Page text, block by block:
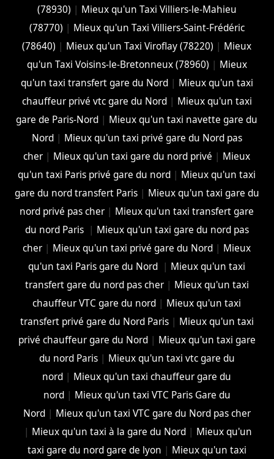
(78930) | Mieux qu'un Taxi Villiers-le-Mahieu
(78770) | Mieux qu'un Taxi Villiers-Saint-Frédéric
(78640) | Mieux qu'un Taxi Viroflay (78220) | Mieux
qu'un Taxi Voisins-le-Bretonneux (78960) | Mieux
qu'un taxi transfert gare du Nord| Mieux qu'un taxi
chauffeur privé vtc gare du Nord| Mieux qu'un taxi
gare de Paris-Nord | Mieux qu'un taxi navette gare du
Nord| Mieux qu'un taxi privé gare du Nord pas
cher | Mieux qu'un taxi gare du nord privé | Mieux
qu'un taxi Paris privé gare du nord | Mieux qu'un taxi
gare du nord transfert Paris| Mieux qu'un taxi gare du
nord privé pas cher | Mieux qu'un taxi transfert gare
du nord Paris | Mieux qu'un taxi gare du nord pas
cher | Mieux qu'un taxi privé gare du Nord | Mieux
qu'un taxi Paris gare du Nord | Mieux qu'un taxi
transfert gare du nord pas cher| Mieux qu'un taxi
chauffeur VTC gare du nord | Mieux qu'un taxi
transfert privé gare du Nord Paris| Mieux qu'un taxi
privé chauffeur gare du Nord| Mieux qu'un taxi gare
du nord Paris| Mieux qu'un taxi vtc gare du
nord | Mieux qu'un taxi chauffeur gare du
nord| Mieux qu'un taxi VTC Paris Gare du
Nord| Mieux qu'un taxi VTC gare du Nord pas cher
| Mieux qu'un taxi à la gare du Nord | Mieux qu'un
taxi gare du nord gare de lyon | Mieux qu'un taxi